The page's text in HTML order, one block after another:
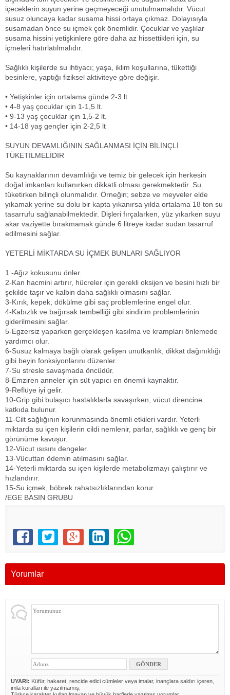
içeceklerin suyun yerine geçmeyeceği unutulmamalıdır. Vücut
susuz oluncaya kadar susama hissi ortaya çıkmaz. Dolayısıyla
susamadan önce su içmek çok önemlidir. Çocuklar ve yaşlılar
susama hissini yetişkinlere göre daha az hissettikleri için, su
içmeleri hatırlatılmalıdır.
Sağlıklı kişilerde su ihtiyacı; yaşa, iklim koşullarına, tükettiği
besinlere, yaptığı fiziksel aktiviteye göre değişir.
• Yetişkinler için ortalama günde 2-3 lt.
• 4-8 yaş çocuklar için 1-1,5 lt.
• 9-13 yaş çocuklar için 1,5-2 lt.
• 14-18 yaş gençler için 2-2,5 lt
SUYUN DEVAMLIĞININ SAĞLANMASI İÇİN BİLİNÇLİ
TÜKETİLMELİDİR
Su kaynaklarının devamlılığı ve temiz bir gelecek için herkesin
doğal imkanları kullanırken dikkatli olması gerekmektedir. Su
tüketirken bilinçli olunmalıdır. Örneğin; sebze ve meyveler elde
yıkamak yerine su dolu bir kapta yıkanırsa yılda ortalama 18 ton su
tasarrufu sağlanabilmektedir. Dişleri fırçalarken, yüz yıkarken suyu
akar vaziyette bırakmamak günde 6 litreye kadar sudan tasarruf
edilmesini sağlar.
YETERLİ MİKTARDA SU İÇMEK BUNLARI SAĞLIYOR
1 -Ağız kokusunu önler.
2-Kan hacmini artırır, hücreler için gerekli oksijen ve besini hızlı bir
şekilde taşır ve kalbin daha sağlıklı olmasını sağlar.
3-Kırık, kepek, dökülme gibi saç problemlerine engel olur.
4-Kabızlık ve bağırsak tembelliği gibi sindirim problemlerinin
giderilmesini sağlar.
5-Egzersiz yaparken gerçekleşen kasılma ve krampları önlemede
yardımcı olur.
6-Susuz kalmaya bağlı olarak gelişen unutkanlık, dikkat dağınıklığı
gibi beyin fonksiyonlarını düzenler.
7-Su stresle savaşmada öncüdür.
8-Emziren anneler için süt yapıcı en önemli kaynaktır.
9-Reflüye iyi gelir.
10-Grip gibi bulaşıcı hastalıklarla savaşırken, vücut direncine
katkıda bulunur.
11-Cilt sağlığının korunmasında önemli etkileri vardır. Yeterli
miktarda su içen kişilerin cildi nemlenir, parlar, sağlıklı ve genç bir
görünüme kavuşur.
12-Vücut ısısını dengeler.
13-Vücuttan ödemin atılmasını sağlar.
14-Yeterli miktarda su içen kişilerde metabolizmayı çalıştırır ve
hızlandırır.
15-Su içmek, böbrek rahatsızlıklarından korur.
/EGE BASIN GRUBU
Yorumlar
UYARI: Küfür, hakaret, rencide edici cümleler veya imalar, inançlara saldırı içeren,
imla kuralları ile yazılmamış,